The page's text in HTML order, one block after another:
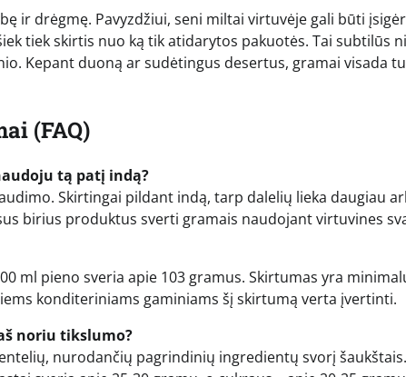
ir drėgmę. Pavyzdžiui, seni miltai virtuvėje gali būti
tiek skirtis nuo ką tik atidarytos pakuotės. Tai subtilūs
Kepant duoną ar sudėtingus desertus, gramai visada
(FAQ)
tą patį indą?
Skirtingai pildant indą, tarp dalelių lieka daugiau
birius produktus sverti gramais naudojant virtuvines
ml pieno sveria apie 103 gramus. Skirtumas yra
konditeriniams gaminiams šį skirtumą verta įvertinti.
noriu tikslumo?
nurodančių pagrindinių ingredientų svorį